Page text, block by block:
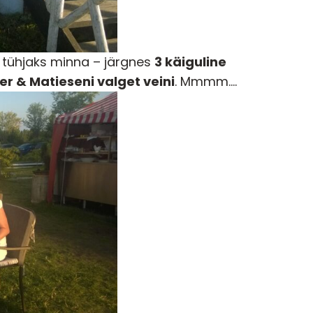
minna – järgnes 3 käiguline
& Matieseni valget veini. Mmmm….